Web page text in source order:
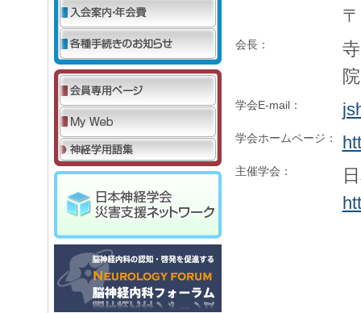
会長：
学会E-mail：
学会ホームページ：
主催学会：